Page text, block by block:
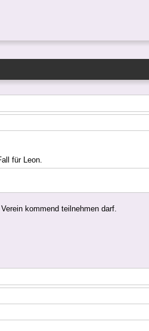
für Leon.
kommend teilnehmen darf.